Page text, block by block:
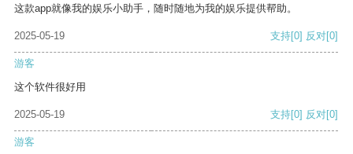
这款app就像我的娱乐小助手，随时随地为我的娱乐提供帮助。
2025-05-19 支持[0] 反对[0]
游客
这个软件很好用
2025-05-19 支持[0] 反对[0]
游客